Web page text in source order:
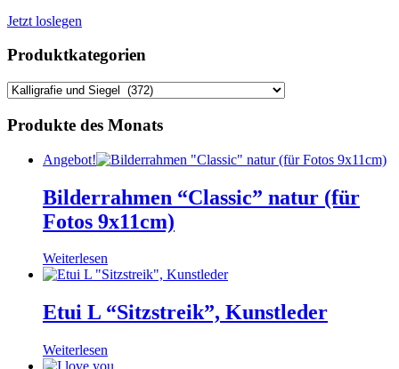
Jetzt loslegen
Produktkategorien
Produkte des Monats
Angebot!
Bilderrahmen “Classic” natur (für
Fotos 9x11cm)
Weiterlesen
Etui L “Sitzstreik”, Kunstleder
Weiterlesen